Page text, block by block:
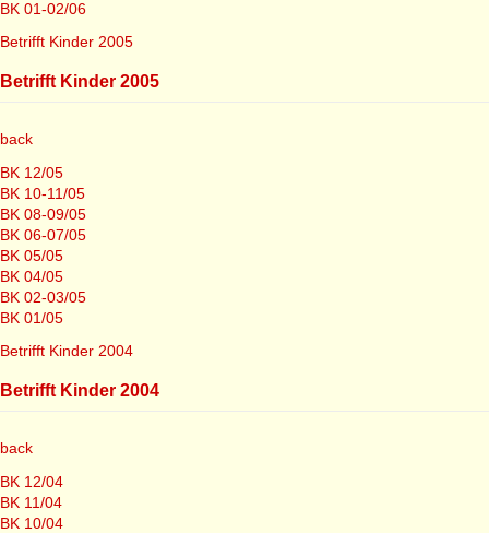
BK 01-02/06
Betrifft Kinder 2005
Betrifft Kinder 2005
back
BK 12/05
BK 10-11/05
BK 08-09/05
BK 06-07/05
BK 05/05
BK 04/05
BK 02-03/05
BK 01/05
Betrifft Kinder 2004
Betrifft Kinder 2004
back
BK 12/04
BK 11/04
BK 10/04